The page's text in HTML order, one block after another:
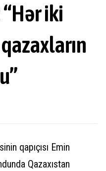
iki
qapıçısı Emin
Qazaxıstan